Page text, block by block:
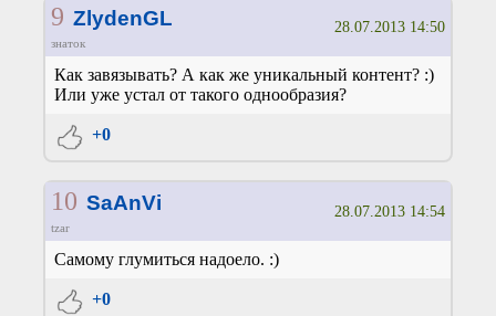
9 ZlydenGL
знаток
28.07.2013 14:50
Как завязывать? А как же уникальный контент? :)
Или уже устал от такого однообразия?
+0
10 SaAnVi
tzar
28.07.2013 14:54
Самому глумиться надоело. :)
+0